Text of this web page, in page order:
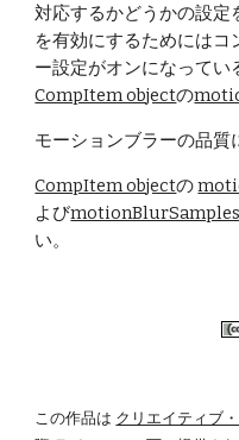
対応するかどうかの設定
を有効にするためにはコ
ー設定がオンになってい
CompItem objectの
モーションブラーの品質
CompItem objectの
よび
い。
この作品は クリエイティブ